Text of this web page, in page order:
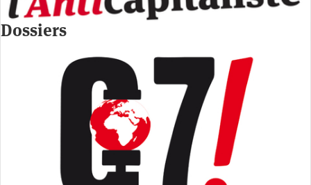
Dossiers